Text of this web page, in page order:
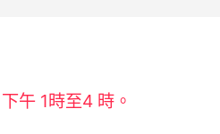
午 1時至4 時。